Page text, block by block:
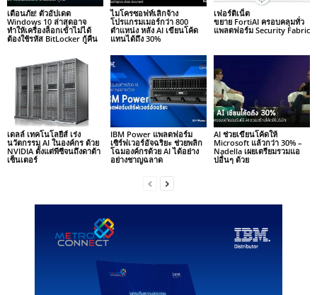
เตือนภัย! ตัวอัปเดต
Windows 10 ล่าสุดอาจ
ทำให้เครื่องล็อกเข้าไม่ได้
ต้องใช้รหัส BitLocker กู้คืน
ไมโครซอฟท์เลิกจ้าง
โปรแกรมเมอร์กว่า 800
ตำแหน่ง หลัง AI เขียนโค้ด
แทนได้ถึง 30%
เฟอร์ติเน็ต
ขยาย FortiAI ครอบคลุมทั่ว
แพลตฟอร์ม Security Fabric
เดลล์ เทคโนโลยีส์ เร่ง
นวัตกรรม AI ในองค์กร ด้วย
NVIDIA ตั้งแต่พีซีจนถึงดาต้า
เซ็นเตอร์
IBM Power แพลตฟอร์ม
เซิร์ฟเวอร์อัจฉริยะ ช่วยพลิก
โฉมองค์กรด้วย AI ได้อย่าง
อย่างชาญฉลาด
AI ช่วยเขียนโค้ดให้
Microsoft แล้วกว่า 30% –
Nadella เผยเตรียมรวมแอ
ปอื่นๆ ด้วย